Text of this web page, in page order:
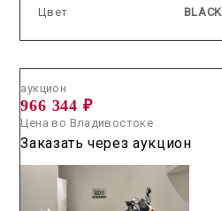
Цвет
BLACK
аукцион
966 344 ₽
Цена во Владивостоке
Заказать через аукцион